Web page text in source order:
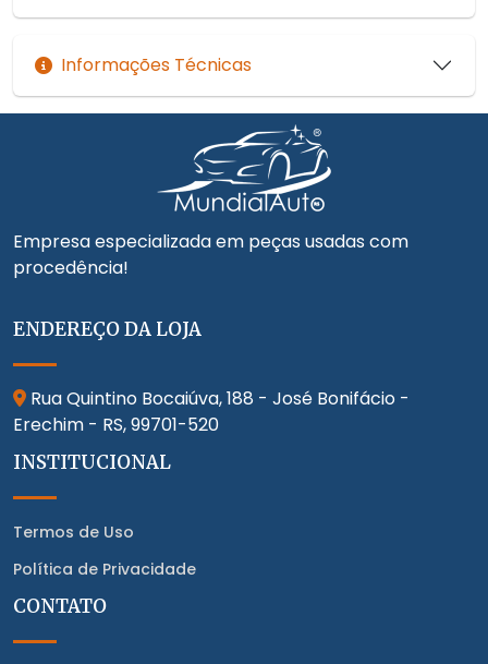
Informações Técnicas
Empresa especializada em peças usadas com
procedência!
ENDEREÇO DA LOJA
Rua Quintino Bocaiúva, 188 - José Bonifácio -
Erechim - RS,99701-520
INSTITUCIONAL
Termos de Uso
Política de Privacidade
CONTATO